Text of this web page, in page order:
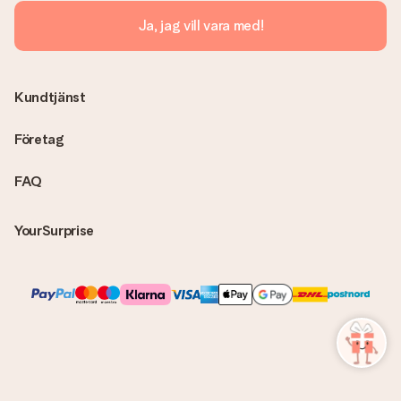
Ja, jag vill vara med!
FAQ
YourSurprise
Kundtjänst
Företag